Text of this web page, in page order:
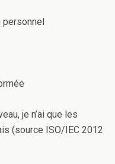
personnel
je n’ai que les
(source ISO/IEC 2012